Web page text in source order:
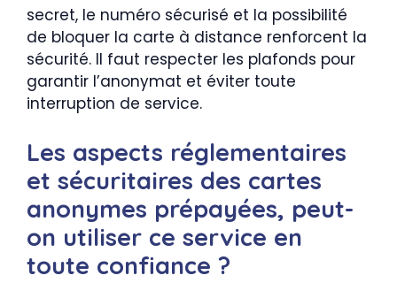
secret, le numéro sécurisé et la possibilité
de bloquer la carte à distance renforcent la
sécurité. Il faut respecter les plafonds pour
garantir l’anonymat et éviter toute
interruption de service.
Les aspects réglementaires
et sécuritaires des cartes
anonymes prépayées, peut-
on utiliser ce service en
toute confiance ?